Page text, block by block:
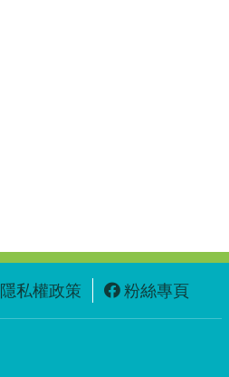
隱私權政策 粉絲專頁